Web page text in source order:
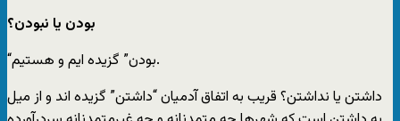
بودن یا نبودن؟
“بودن” گزیده ایم و هستیم.
داشتن یا نداشتن؟ قریب به اتفاق آدمیان “داشتن” گزیده اند و از میل